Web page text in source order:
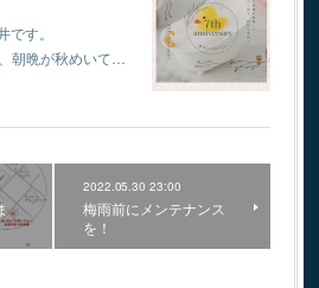
す。
朝晩が秋めいて…
2022.05.30 23:00
梅雨前にメンテナンス
を！